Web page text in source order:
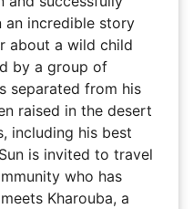
an incredible story
about a wild child
by a group of
separated from his
raised in the desert
including his best
is invited to travel
who has
Kharouba, a